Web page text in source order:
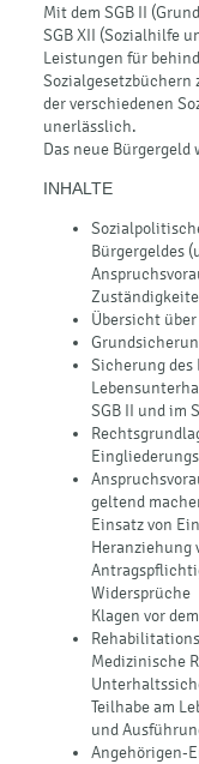
Mit dem SGB II
SGB XII (Sozialhilfe
Leistungen für
Sozialgesetzbüchern
der verschiedenen
unerlässlich.
Das neue
INHALTE
Bürgergeldes
Übersicht
Sicherung
SGB II und im
geltend
Einsatz von
Widersprüche
Klagen vor
Medizinische
Teilhabe am
und
Angehörigen-